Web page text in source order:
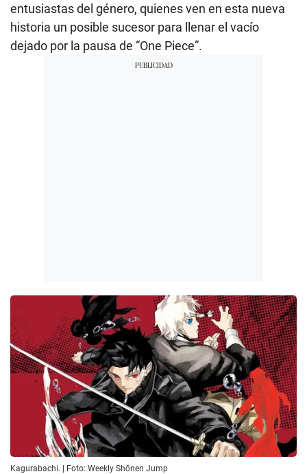
entusiastas del género, quienes ven en esta nueva
historia un posible sucesor para llenar el vacío
dejado por la pausa de “One Piece”.
Kagurabachi. | Foto: Weekly Shōnen Jump